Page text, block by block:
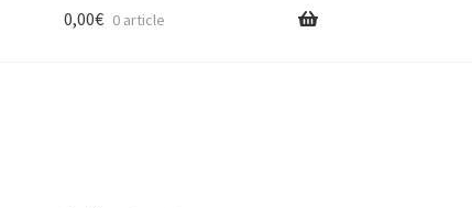
0,00€ 0 article